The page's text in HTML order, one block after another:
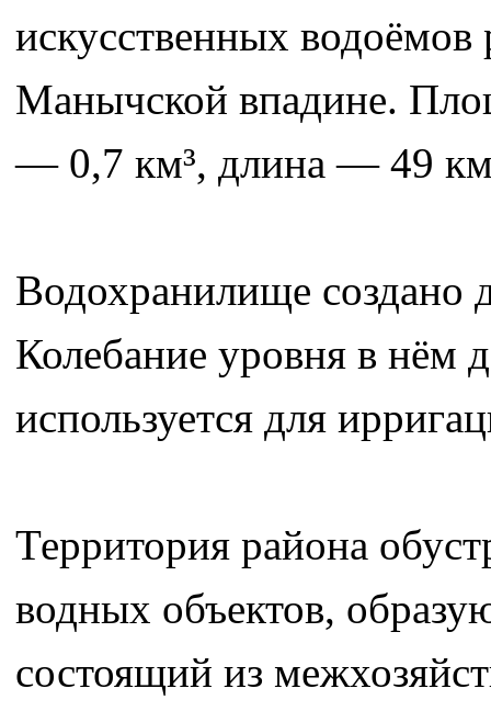
искусственных
Манычской впадине.
— 0,7 км³, длина — 49
Водохранилище создано
Колебание уровня в нём
используется для
Территория района
водных объектов,
состоящий из